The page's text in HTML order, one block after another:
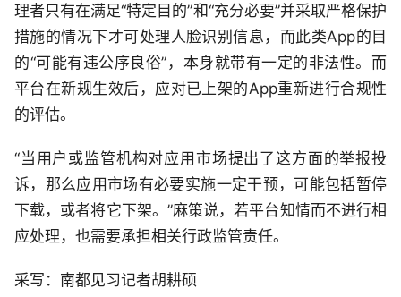
理者只有在满足“特定目的”和“充分必要”并采取严格保护
措施的情况下才可处理人脸识别信息，而此类App的目
的“可能有违公序良俗”，本身就带有一定的非法性。而
平台在新规生效后，应对已上架的App重新进行合规性
的评估。
“当用户或监管机构对应用市场提出了这方面的举报投
诉，那么应用市场有必要实施一定干预，可能包括暂停
下载，或者将它下架。”麻策说，若平台知情而不进行相
应处理，也需要承担相关行政监管责任。
采写：南都见习记者胡耕硕